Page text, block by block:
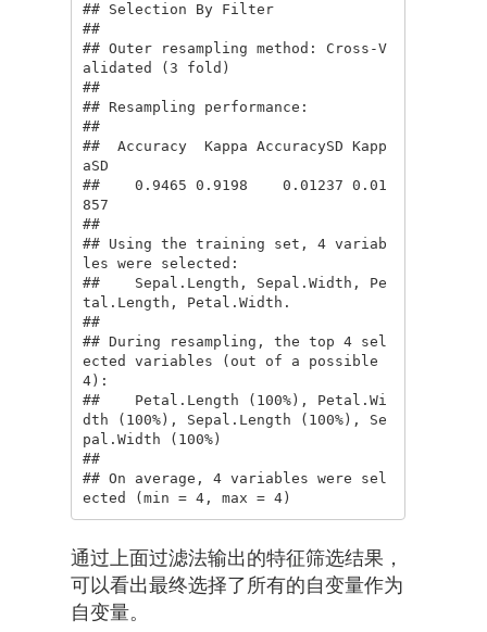
## Selection By Filter
##
## Outer resampling method: Cross-V
alidated (3 fold)
##
## Resampling performance:
##
##  Accuracy  Kappa AccuracySD Kapp
aSD
##    0.9465 0.9198    0.01237 0.01
857
##
## Using the training set, 4 variab
les were selected:
##    Sepal.Length, Sepal.Width, Pe
tal.Length, Petal.Width.
##
## During resampling, the top 4 sel
ected variables (out of a possible
4):
##    Petal.Length (100%), Petal.Wi
dth (100%), Sepal.Length (100%), Se
pal.Width (100%)
##
## On average, 4 variables were sel
ected (min = 4, max = 4)
通过上面过滤法输出的特征筛选结果，
可以看出最终选择了所有的自变量作为
自变量。